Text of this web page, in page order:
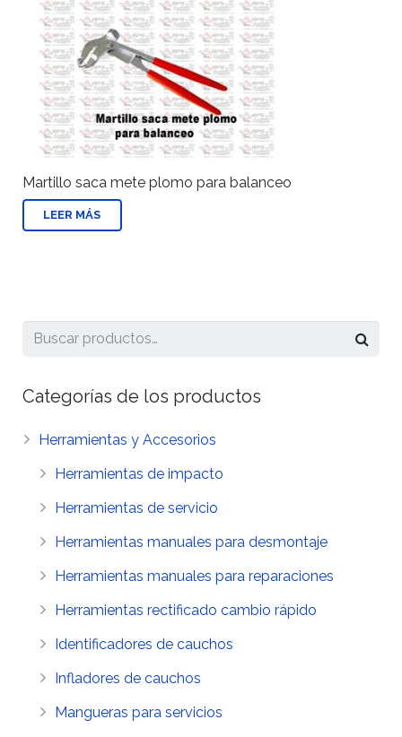
Martillo saca mete plomo para balanceo
LEER MÁS
Categorías de los productos
Herramientas y Accesorios
Herramientas de impacto
Herramientas de servicio
Herramientas manuales para desmontaje
Herramientas manuales para reparaciones
Herramientas rectificado cambio rápido
Identificadores de cauchos
Infladores de cauchos
Mangueras para servicios